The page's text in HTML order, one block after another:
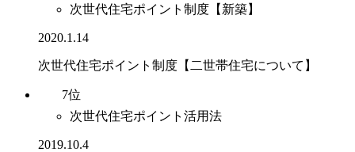
次世代住宅ポイント制度【新築】
2020.1.14
次世代住宅ポイント制度【二世帯住宅について】
7位
次世代住宅ポイント活用法
2019.10.4